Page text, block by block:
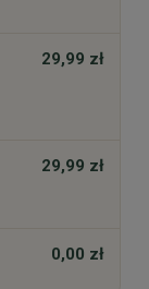
29,99 zł
29,99 zł
0,00 zł